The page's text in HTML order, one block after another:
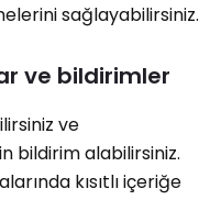
sağlayabilirsiniz.
ve bildirimler
ve
bildirim alabilirsiniz.
kısıtlı içeriğe